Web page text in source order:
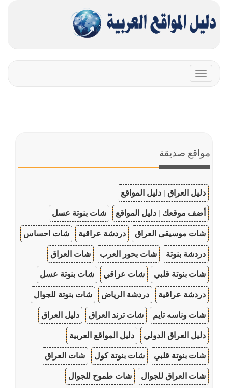
Toggle
navigation
مواقع صديقة
دليل العراق | دليل المواقع
أضف موقعك | دليل المواقع شات بنوتة عسل
شات موسيقى العراق دردشة عراقية شات احساس
دردشة بنوتة شات بحور العرب شات العراق
شات بنوتة قلبي شات عراقي شات بنوتة عسل
دردشة عراقية دردشة الرياض شات بنوتة للجوال
شات وناسه تايم شات ترند العراق دليل العراق
دليل العراق الدولي دليل المواقع العربية
شات بنوتة قلبي شات بنوتة كول شات العراق
شات العراق للجوال شات طموح للجوال